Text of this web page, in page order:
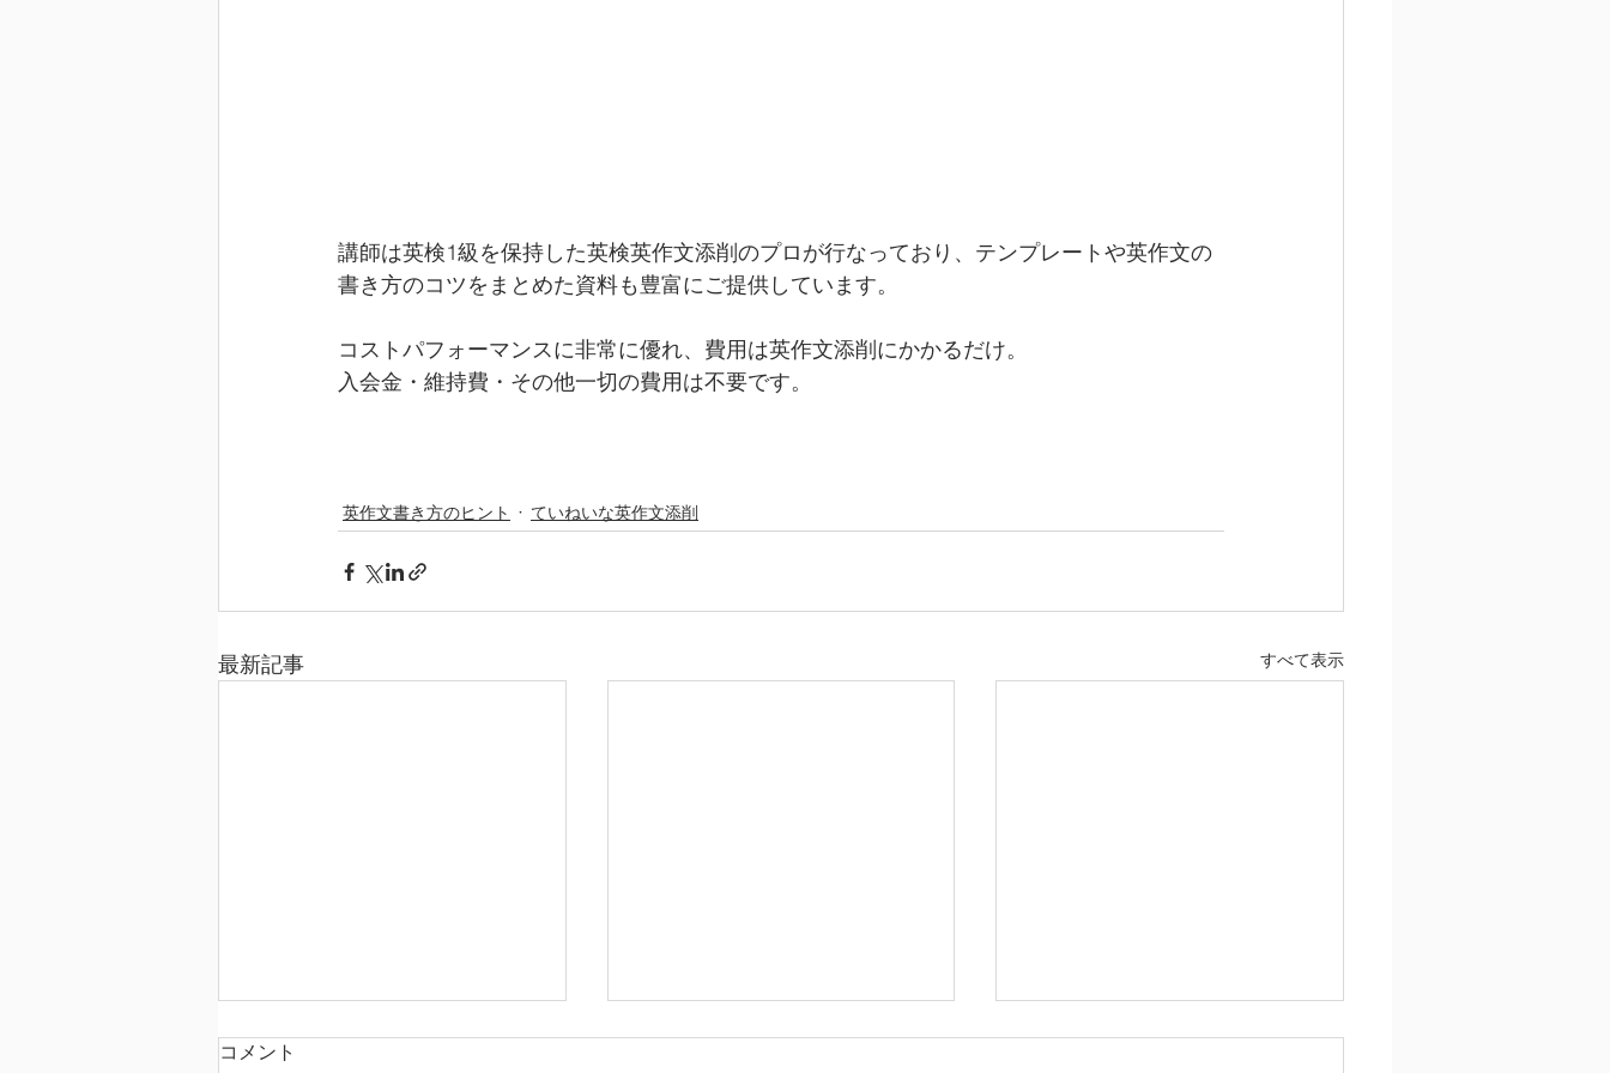
講師は英検1級を保持した英検英作文添削のプロが行なっており、テンプレートや英作文の
書き方のコツをまとめた資料も豊富にご提供しています。
コストパフォーマンスに非常に優れ、費用は英作文添削にかかるだけ。
入会金・維持費・その他一切の費用は不要です。
英作文書き方のヒント ていねいな英作文添削
最新記事 すべて表示
コメント